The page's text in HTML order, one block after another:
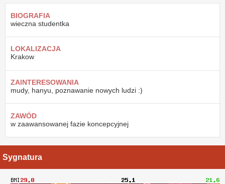
BIOGRAFIA
wieczna studentka
LOKALIZACJA
Krakow
ZAINTERESOWANIA
mudy, hanyu, poznawanie nowych ludzi :)
ZAWÓD
w zaawansowanej fazie koncepcyjnej
Sygnatura